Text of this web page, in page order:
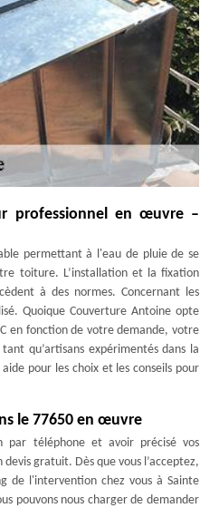
professionnel en œuvre –
permettant à l'eau de pluie de se
toiture. L’installation et la fixation
à des normes. Concernant les
Quoique Couverture Antoine opte
en fonction de votre demande, votre
qu’artisans expérimentés dans la
pour les choix et les conseils pour
le 77650 en œuvre
par téléphone et avoir précisé vos
gratuit. Dès que vous l’acceptez,
de l'intervention chez vous à Sainte
pouvons nous charger de demander